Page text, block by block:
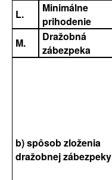
L.
Minimálne
prihodenie
M.
Dražobná
zábezpeka
b) spôsob zloženia
dražobnej zábezpeky